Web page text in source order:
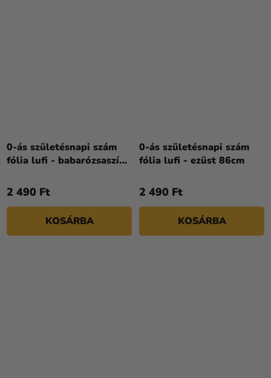
0-ás születésnapi szám
fólia lufi - babarózsaszín
2 490 Ft
KOSÁRBA
0-ás születésnapi szám
fólia lufi - ezüst 86cm
2 490 Ft
KOSÁRBA